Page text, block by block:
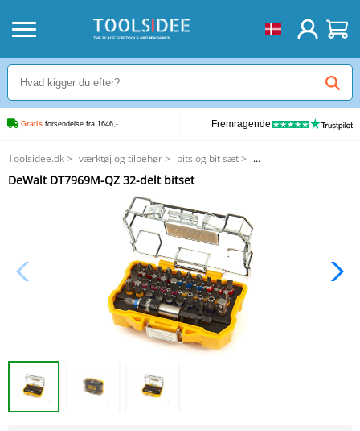
Gratis forsendelse fra 1646,- Fremragende
Toolsidee.dk> værktøj og tilbehør> bits og bit sæt>
DeWalt DT7969M-QZ 32-delt bitset
DeWalt DT7969M-QZ 32-delt bitset